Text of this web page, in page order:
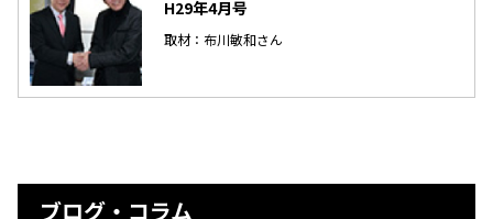
H29年4月号
取材：布川敏和さん
ブログ・コラム